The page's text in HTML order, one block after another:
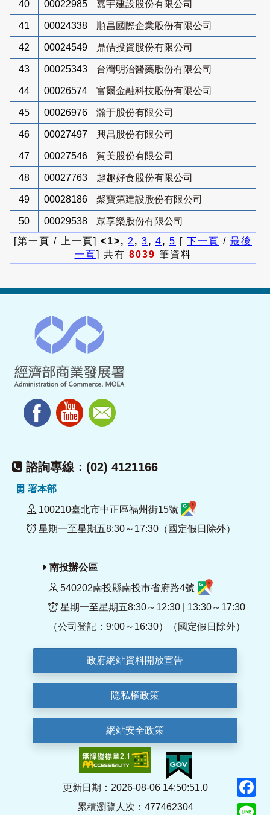
40 00022985 嘉宇建設股份有限公司
41 00024338 順昌國際企業股份有限公司
42 00024549 鼎佶投資股份有限公司
43 00025343 台灣明治醫藥股份有限公司
44 00026574 富爾金融科技股份有限公司
45 00026976 瀚于股份有限公司
46 00027497 興昌股份有限公司
47 00027546 賀美股份有限公司
48 00027763 趣趣好食股份有限公司
49 00028186 聚寶第建設股份有限公司
50 00029538
眾享樂股份有限公司
[第一頁 / 上一頁] <1>, 2 , 3, 4, 5 [ 下一頁 / 最後
一頁] 共有 8039 筆資料
諮詢專線：(02) 4121166
署本部
100210臺北市中正區福州街15號
星期一至星期五8:30～17:30（國定假日除外）
南投辦公區
540202南投縣南投市省府路4號
星期一至星期五8:30～12:30 | 13:30～17:30
（公司登記：9:00～16:30）（國定假日除外）
政府網站資料開放宣告
隱私權政策
網站安全政策
更新日期：2026-08-06 14:50:51.0
累積瀏覽人次：477462304